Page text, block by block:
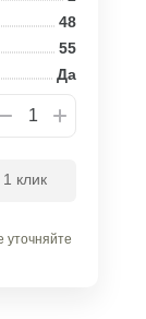
48
55
Да
клик
уточняйте